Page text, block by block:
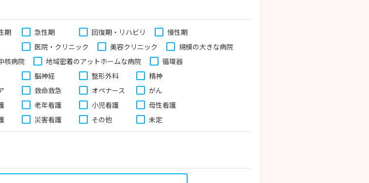
期 急性期 回復期・リハビリ
慢性期
医院・クリニック 美容クリニック
規模の大きな病院
核病院
地域密着のアットホームな病院
循環器
脳神経 整形外科
精神
救命救急 オペナース
がん
老年看護 小児看護
母性看護
災害看護 その他 未定